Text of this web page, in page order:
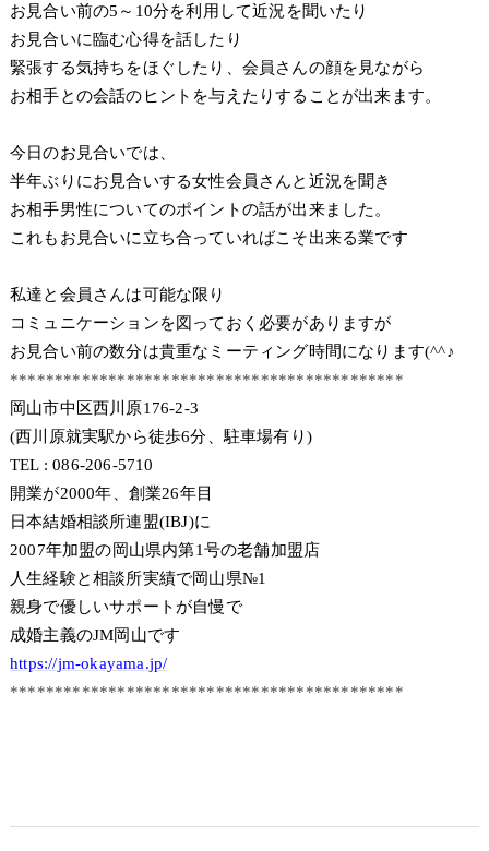
お見合い前の5～10分を利用して近況を聞いたり
お見合いに臨む心得を話したり
緊張する気持ちをほぐしたり、会員さんの顔を見ながら
お相手との会話のヒントを与えたりすることが出来ます。
今日のお見合いでは、
半年ぶりにお見合いする女性会員さんと近況を聞き
お相手男性についてのポイントの話が出来ました。
これもお見合いに立ち合っていればこそ出来る業です
私達と会員さんは可能な限り
コミュニケーションを図っておく必要がありますが
お見合い前の数分は貴重なミーティング時間になります(^^♪
********************************************
岡山市中区西川原176-2-3
(西川原就実駅から徒歩6分、駐車場有り)
TEL : 086-206-5710
開業が2000年、創業26年目
日本結婚相談所連盟(IBJ)に
2007年加盟の岡山県内第1号の老舗加盟店
人生経験と相談所実績で岡山県№1
親身で優しいサポートが自慢で
成婚主義のJM岡山です
https://jm-okayama.jp/
********************************************